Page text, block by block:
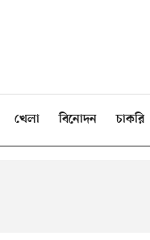
খেলা বিনোদন চাকরি